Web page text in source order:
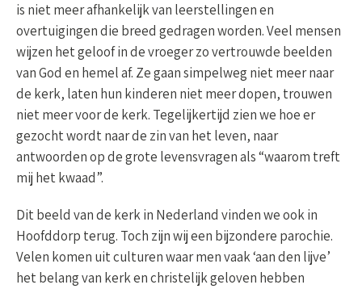
is niet meer afhankelijk van leerstellingen en
overtuigingen die breed gedragen worden. Veel mensen
wijzen het geloof in de vroeger zo vertrouwde beelden
van God en hemel af. Ze gaan simpelweg niet meer naar
de kerk, laten hun kinderen niet meer dopen, trouwen
niet meer voor de kerk. Tegelijkertijd zien we hoe er
gezocht wordt naar de zin van het leven, naar
antwoorden op de grote levensvragen als “waarom treft
mij het kwaad”.
Dit beeld van de kerk in Nederland vinden we ook in
Hoofddorp terug. Toch zijn wij een bijzondere parochie.
Velen komen uit culturen waar men vaak ‘aan den lijve’
het belang van kerk en christelijk geloven hebben